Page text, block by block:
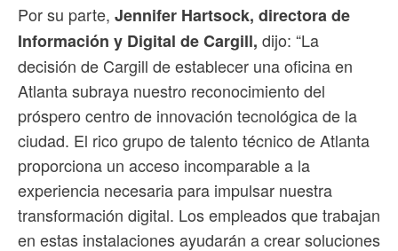
Por su parte, Jennifer Hartsock, directora de
Información y Digital de Cargill, dijo: “La
decisión de Cargill de establecer una oficina en
Atlanta subraya nuestro reconocimiento del
próspero centro de innovación tecnológica de la
ciudad. El rico grupo de talento técnico de Atlanta
proporciona un acceso incomparable a la
experiencia necesaria para impulsar nuestra
transformación digital. Los empleados que trabajan
en estas instalaciones ayudarán a crear soluciones